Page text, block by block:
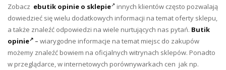
Zobacz ebutik opinie o sklepie
innych klientów często pozwalają
dowiedzieć się wielu dodatkowych informacji na temat oferty sklepu,
a także znaleźć odpowiedzi na wiele nurtujących nas pytań. Butik
opinie
– wiarygodne informacje na temat miejsc do zakupów
możemy znaleźć bowiem na oficjalnych witrynach sklepów. Ponadto
w przeglądarce, w internetowych porównywarkach cen jak np.